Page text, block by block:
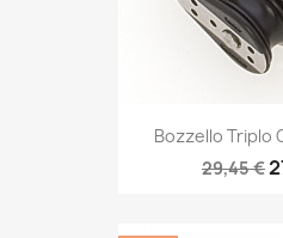
Bozzello Triplo
29,45 €